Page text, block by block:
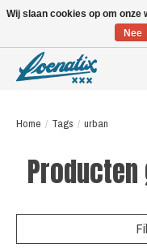
Home / Tags / urban
Wij slaan cookies op om
Nee